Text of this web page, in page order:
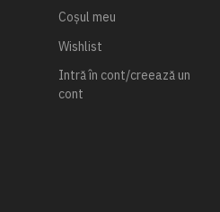
Coșul meu
Wishlist
Intră în cont/creează un
cont